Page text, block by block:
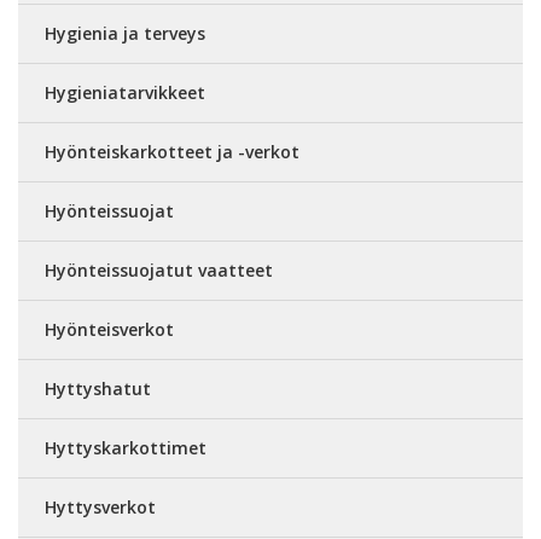
Hygienia ja terveys
Hygieniatarvikkeet
Hyönteiskarkotteet ja -verkot
Hyönteissuojat
Hyönteissuojatut vaatteet
Hyönteisverkot
Hyttyshatut
Hyttyskarkottimet
Hyttysverkot